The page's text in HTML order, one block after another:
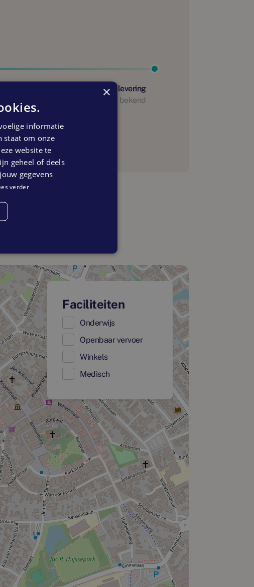
Start oplevering
Nog niet bekend
planning
Faciliteiten
Onderwijs
Openbaar vervoer
Winkels
Medisch
×
informatie
staat om onze
website te
geheel of deels
gegevens
verder